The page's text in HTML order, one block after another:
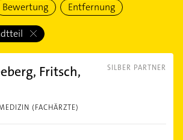
Bewertung Entfernung
SILBER PARTNER
Fritsch,
(FACHÄRZTE)